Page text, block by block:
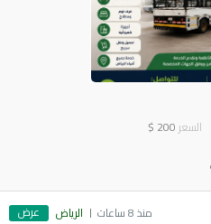
السعر 200
$
منذ 8 ساعات الرياض عرض